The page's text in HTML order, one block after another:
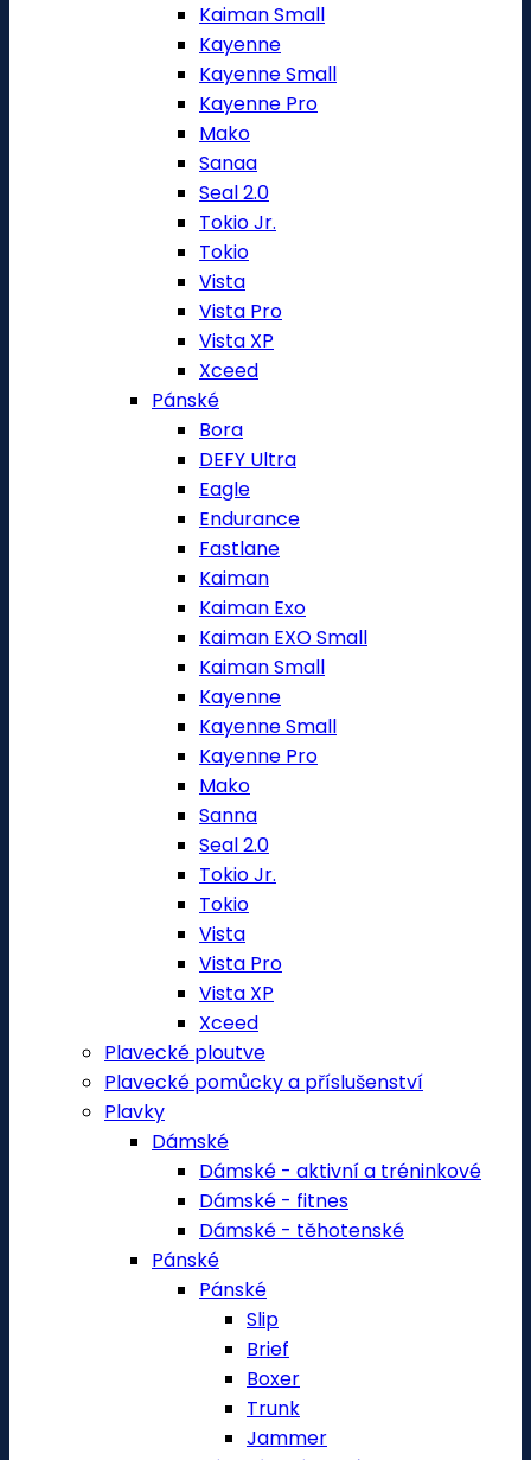
Kaiman Small
Kayenne
Kayenne Small
Kayenne Pro
Mako
Sanaa
Seal 2.0
Tokio Jr.
Tokio
Vista
Vista Pro
Vista XP
Xceed
Pánské
Bora
DEFY Ultra
Eagle
Endurance
Fastlane
Kaiman
Kaiman Exo
Kaiman EXO Small
Kaiman Small
Kayenne
Kayenne Small
Kayenne Pro
Mako
Sanna
Seal 2.0
Tokio Jr.
Tokio
Vista
Vista Pro
Vista XP
Xceed
Plavecké ploutve
Plavecké pomůcky a příslušenství
Plavky
Dámské
Dámské - aktivní a tréninkové
Dámské - fitnes
Dámské - těhotenské
Pánské
Pánské
Slip
Brief
Boxer
Trunk
Jammer